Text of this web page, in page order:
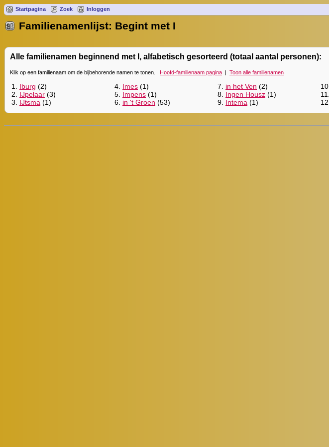
Startpagina Zoek Inloggen
Familienamenlijst: Begint met I
Alle familienamen beginnend met I, alfabetisch gesorteerd (totaal aantal personen):
Klik op een familienaam om de bijbehorende namen te tonen. Hoofd-familienaam pagina | Toon alle familienamen
1. Iburg (2)
2. IJpelaar (3)
3. IJtsma (1)
4. Imes (1)
5. Impens (1)
6. in 't Groen (53)
7. in het Ven (2)
8. Ingen Housz (1)
9. Intema (1)
10.
11.
12.